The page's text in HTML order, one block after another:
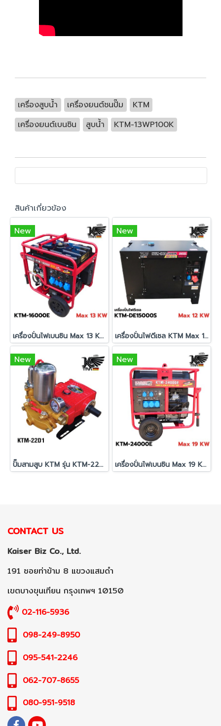
เครื่องสูบน้ำ เครื่องยนต์ชนปั๊ม
KTM
เครื่องยนต์เบนซิน
สูบน้ำ KTM-13WP100K
สินค้าเกี่ยวข้อง
New
เครื่องปั่นไฟเบนซิน Max 13 KW KTM-16000E
New
เครื่องปั่นไฟดีเซล KTM Max 12 KW รุ่น KTM-DE15000S
New
ปั๊มสามสูบ KTM รุ่น KTM-22D1
New
เครื่องปั่นไฟเบนซิน Max 19 KW KTM-24000E
CONTACT US
Kaiser Biz Co., Ltd.
191 ซอยท่าข้าม 8 แขวงแสมดำ
เขตบางขุนเทียน กรุงเทพฯ 10150
02-116-5936
098-249-8950
095-541-2246
062-707-8655
080-951-9518